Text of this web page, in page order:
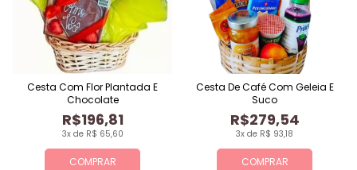
COMPRAR
3x de R$ 65,60
R$196,81
Cesta Com Flor Plantada E
Chocolate
COMPRAR
3x de R$ 93,18
R$279,54
Cesta De Café Com Geleia E
Suco